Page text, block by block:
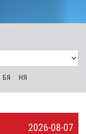
БЯ НЯ
2026-08-07